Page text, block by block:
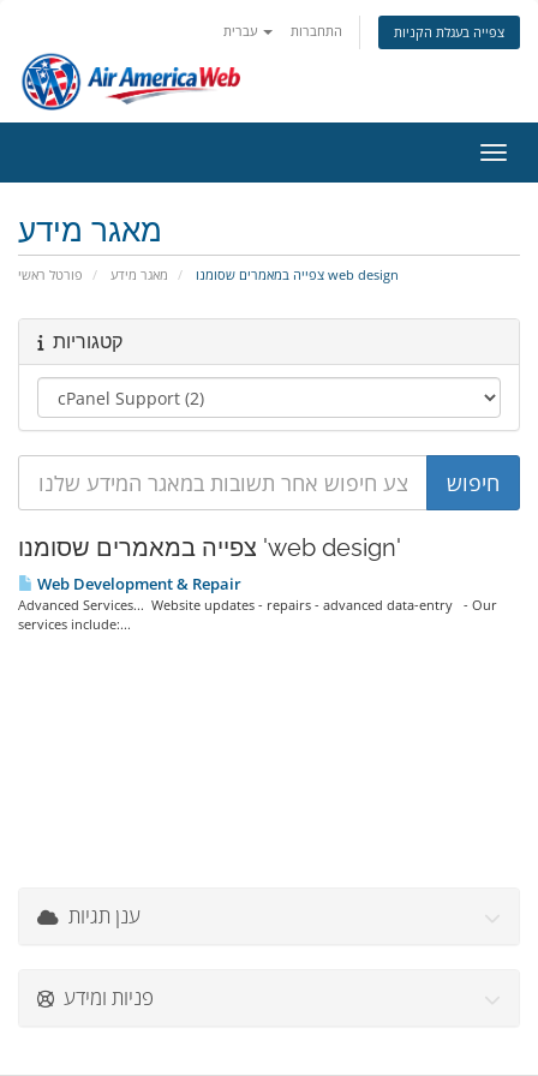
התחברות צפייה בעגלת הקניות
מאגר מידע
פורטל ראשי מאגר מידע צפייה במאמרים שסומנו web design
קטגוריות
צפייה במאמרים שסומנו 'web design'
Web Development & Repair
Advanced Services... Website updates - repairs - advanced data-entry - Our
services include:...
ענן תגיות
פניות ומידע